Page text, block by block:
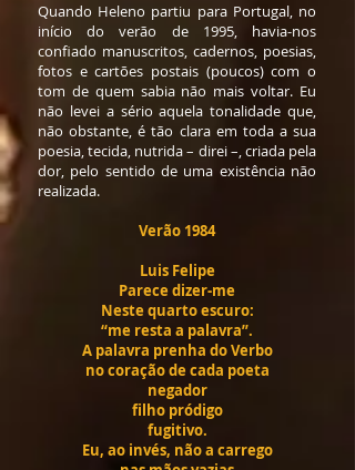
Quando Heleno partiu para Portugal, no
início do verão de 1995, havia-nos
confiado manuscritos, cadernos, poesias,
fotos e cartões postais (poucos) com o
tom de quem sabia não mais voltar. Eu
não levei a sério aquela tonalidade que,
não obstante, é tão clara em toda a sua
poesia, tecida, nutrida – direi –, criada pela
dor, pelo sentido de uma existência não
realizada.
Verão 1984
Luis Felipe
Parece dizer-me
Neste quarto escuro:
“me resta a palavra”.
A palavra prenha do Verbo
no coração de cada poeta
negador
filho pródigo
fugitivo.
Eu, ao invés, não a carrego